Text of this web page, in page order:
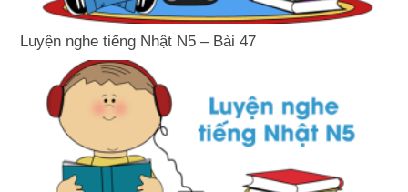
Luyện nghe tiếng Nhật N5 – Bài 47